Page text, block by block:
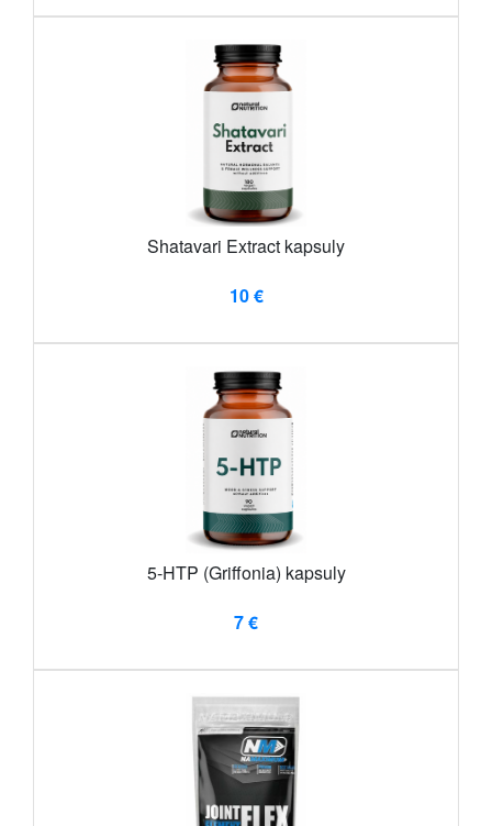
Shatavari Extract kapsuly
10 €
5-HTP (Griffonia) kapsuly
7 €